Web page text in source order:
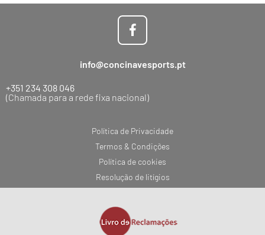
Política de Privacidade
Termos & Condições
Política de cookies
Resolução de litígios
info@concinavesports.pt
+351 234 308 046
(Chamada para a rede fixa nacional)